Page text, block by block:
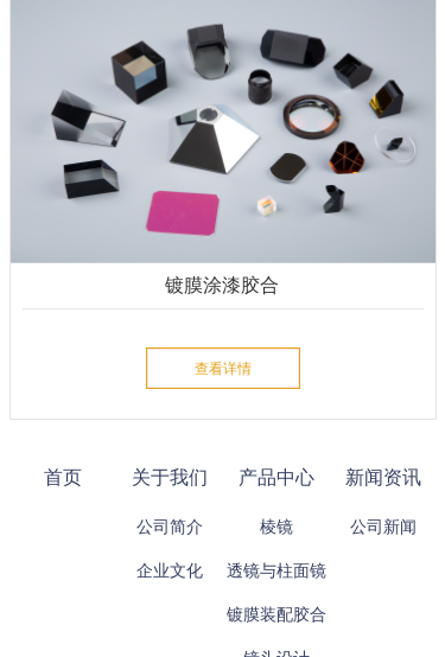
镀膜涂漆胶合
查看详情
首页 关于我们
公司简介
企业文化
产品中心
棱镜
透镜与柱面镜
镀膜装配胶合
新闻资讯
公司新闻